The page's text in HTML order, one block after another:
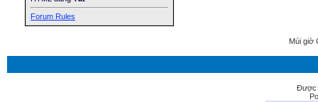
Forum Rules
Múi giờ
Được